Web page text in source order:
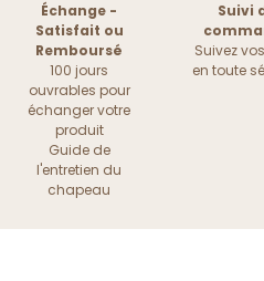
Échange -
Satisfait ou
Remboursé
100 jours
ouvrables pour
échanger votre
produit
Guide de
l'entretien du
chapeau
Suivi
Suivez
en toute